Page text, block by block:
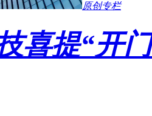
原创专栏
喜提“开